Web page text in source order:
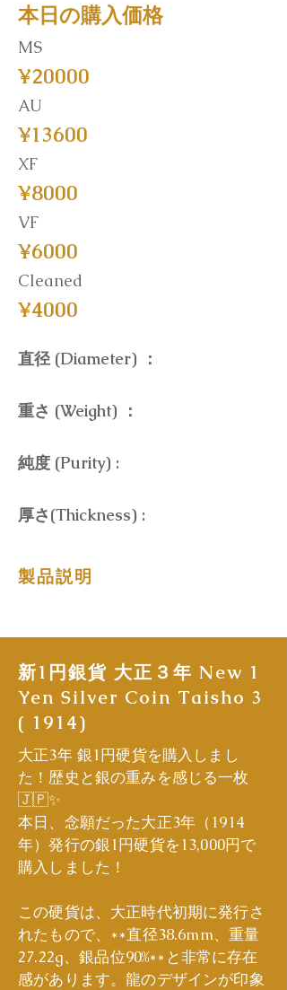
本日の購入価格
MS
¥20000
AU
¥13600
XF
¥8000
VF
¥6000
Cleaned
¥4000
直径 (Diameter) ：
重さ (Weight) ：
純度 (Purity) :
厚さ(Thickness) :
製品説明
新1円銀貨 大正３年 New 1
Yen Silver Coin Taisho 3
( 1914)
大正3年 銀1円硬貨を購入しまし
た！歴史と銀の重みを感じる一枚
🇯🇵✨
本日、念願だった大正3年（1914
年）発行の銀1円硬貨を13,000円で
購入しました！
この硬貨は、大正時代初期に発行さ
れたもので、**直径38.6mm、重量
27.22g、銀品位90%**と非常に存在
感があります。龍のデザインが印象